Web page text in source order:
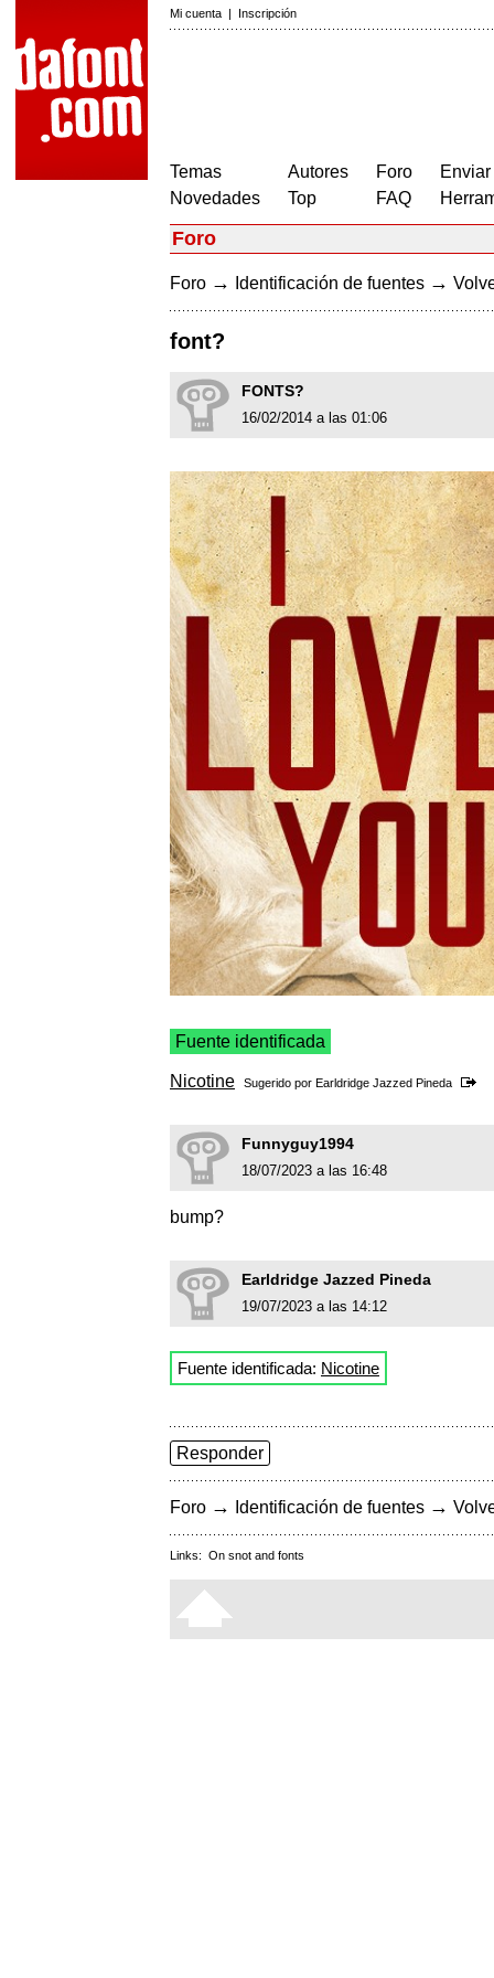
Mi cuenta | Inscripción
Temas
Novedades
Autores
Top
Foro
FAQ
Foro
Foro → Identificación de fuentes →
font?
FONTS?
16/02/2014 a las 01:06
Fuente identificada
Nicotine Sugerido por Earldridge Jazzed Pineda
Funnyguy1994
18/07/2023 a las 16:48
bump?
Earldridge Jazzed Pineda
19/07/2023 a las 14:12
Fuente identificada: Nicotine
Responder
Foro → Identificación de fuentes →
Links: On snot and fonts